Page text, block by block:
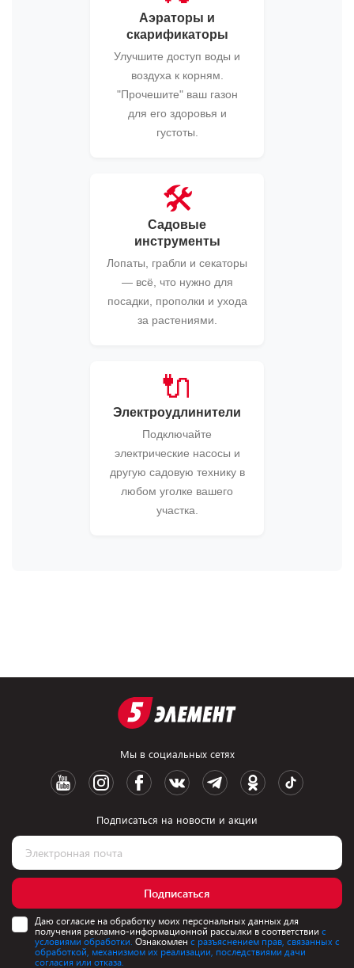
Аэраторы и
скарификаторы
Улучшите доступ воды и
воздуха к корням.
"Прочешите" ваш газон
для его здоровья и
густоты.
🛠️
Садовые
инструменты
Лопаты, грабли и секаторы
— всё, что нужно для
посадки, прополки и ухода
за растениями.
🔌
Электроудлинители
Подключайте
электрические насосы и
другую садовую технику в
любом уголке вашего
участка.
Мы в социальных сетях
Подписаться на новости и акции
Подписаться
Даю согласие на обработку моих персональных данных для
получения рекламно-информационной рассылки в соответствии с
условиями обработки. Ознакомлен с разъяснением прав, связанных с
обработкой, механизмом их реализации, последствиями дачи
согласия или отказа.